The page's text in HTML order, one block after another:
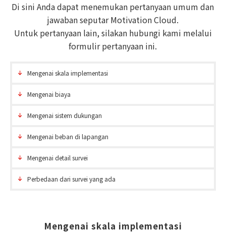
Di sini Anda dapat menemukan pertanyaan umum dan
jawaban seputar Motivation Cloud.
Untuk pertanyaan lain, silakan hubungi kami melalui
formulir pertanyaan ini.
Mengenai skala implementasi
Mengenai biaya
Mengenai sistem dukungan
Mengenai beban di lapangan
Mengenai detail survei
Perbedaan dari survei yang ada
Mengenai skala implementasi